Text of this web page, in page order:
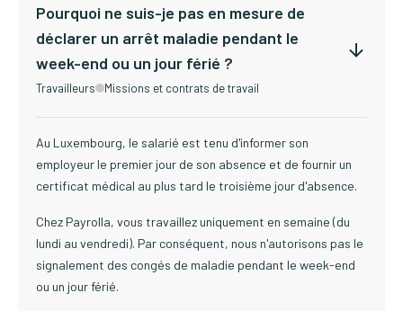
Pourquoi ne suis-je pas en mesure de
déclarer un arrêt maladie pendant le
week-end ou un jour férié ?
Travailleurs Missions et contrats de travail
Au Luxembourg, le salarié est tenu d'informer son
employeur le premier jour de son absence et de fournir un
certificat médical au plus tard le troisième jour d'absence.
Chez Payrolla, vous travaillez uniquement en semaine (du
lundi au vendredi). Par conséquent, nous n'autorisons pas le
signalement des congés de maladie pendant le week-end
ou un jour férié.